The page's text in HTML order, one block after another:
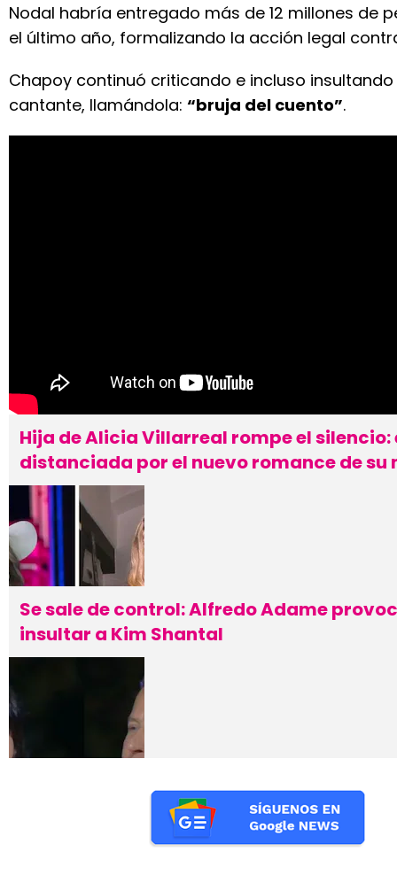
Nodal habría entregado más de 12 millones de
el último año, formalizando la acción legal
Chapoy continuó criticando e incluso
cantante, llamándola: “bruja del cuento”.
Hija de Alicia Villarreal rompe el silencio:
distanciada por el nuevo romance de su
Se sale de control: Alfredo Adame
insultar a Kim Shantal